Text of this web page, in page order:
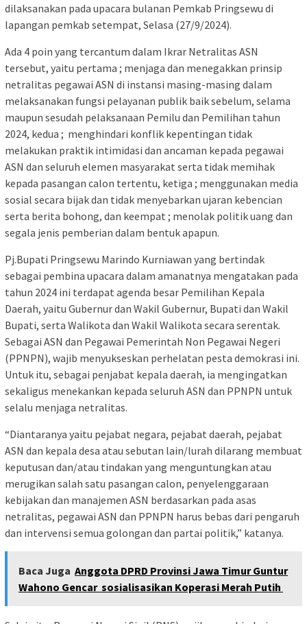
dilaksanakan pada upacara bulanan Pemkab Pringsewu di
lapangan pemkab setempat, Selasa (27/9/2024).
Ada 4 poin yang tercantum dalam Ikrar Netralitas ASN
tersebut, yaitu pertama ; menjaga dan menegakkan prinsip
netralitas pegawai ASN di instansi masing-masing dalam
melaksanakan fungsi pelayanan publik baik sebelum, selama
maupun sesudah pelaksanaan Pemilu dan Pemilihan tahun
2024, kedua ; menghindari konflik kepentingan tidak
melakukan praktik intimidasi dan ancaman kepada pegawai
ASN dan seluruh elemen masyarakat serta tidak memihak
kepada pasangan calon tertentu, ketiga ; menggunakan media
sosial secara bijak dan tidak menyebarkan ujaran kebencian
serta berita bohong, dan keempat ; menolak politik uang dan
segala jenis pemberian dalam bentuk apapun.
Pj.Bupati Pringsewu Marindo Kurniawan yang bertindak
sebagai pembina upacara dalam amanatnya mengatakan pada
tahun 2024 ini terdapat agenda besar Pemilihan Kepala
Daerah, yaitu Gubernur dan Wakil Gubernur, Bupati dan Wakil
Bupati, serta Walikota dan Wakil Walikota secara serentak.
Sebagai ASN dan Pegawai Pemerintah Non Pegawai Negeri
(PPNPN), wajib menyukseskan perhelatan pesta demokrasi ini.
Untuk itu, sebagai penjabat kepala daerah, ia mengingatkan
sekaligus menekankan kepada seluruh ASN dan PPNPN untuk
selalu menjaga netralitas.
“Diantaranya yaitu pejabat negara, pejabat daerah, pejabat
ASN dan kepala desa atau sebutan lain/lurah dilarang membuat
keputusan dan/atau tindakan yang menguntungkan atau
merugikan salah satu pasangan calon, penyelenggaraan
kebijakan dan manajemen ASN berdasarkan pada asas
netralitas, pegawai ASN dan PPNPN harus bebas dari pengaruh
dan intervensi semua golongan dan partai politik,” katanya.
Baca Juga Anggota DPRD Provinsi Jawa Timur Guntur
Wahono Gencar sosialisasikan Koperasi Merah Putih